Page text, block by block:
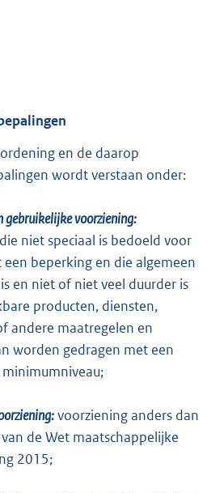
en de daarop
wordt verstaan onder:
gebruikelijke voorziening:
niet speciaal is bedoeld voor
een beperking en die algemeen
en niet of niet veel duurder is
producten, diensten,
andere maatregelen en
worden gedragen met een
voorziening anders dan
de Wet maatschappelijke
2015;